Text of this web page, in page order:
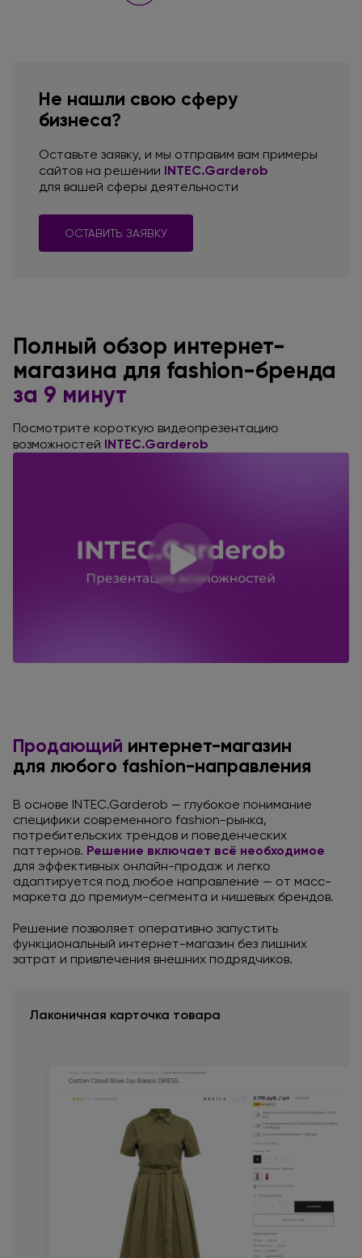
Не нашли свою сферу
бизнеса?
Оставьте заявку, и мы отправим вам примеры
сайтов на решении INTEC.Garderob
для вашей сферы деятельности
ОСТАВИТЬ ЗАЯВКУ
Полный обзор интернет-
магазина для fashion-бренда
за 9 минут
Посмотрите короткую видеопрезентацию
возможностей INTEC.Garderob
Продающий интернет-магазин
для любого fashion-направления
В основе INTEC.Garderob — глубокое понимание
специфики современного fashion-рынка,
потребительских трендов и поведенческих
паттернов. Решение включает всё необходимое
для эффективных онлайн-продаж и легко
адаптируется под любое направление — от масс-
маркета до премиум-сегмента и нишевых брендов.
Решение позволяет оперативно запустить
функциональный интернет-магазин без лишних
затрат и привлечения внешних подрядчиков.
Лаконичная карточка товара